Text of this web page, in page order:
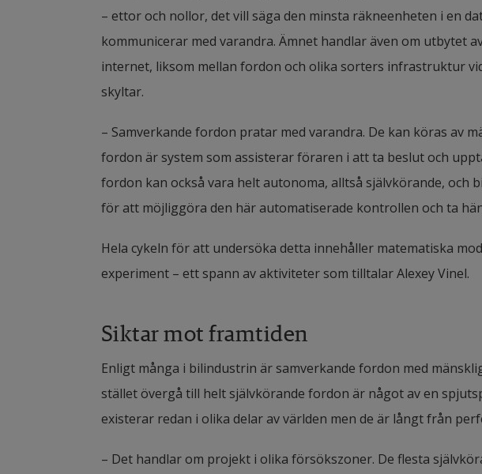
– ettor och nollor, det vill säga den minsta räkneenheten i en
kommunicerar med varandra. Ämnet handlar även om utbytet
internet, liksom mellan fordon och olika sorters infrastruktur
skyltar.
– Samverkande fordon pratar med varandra. De kan köras av
fordon är system som assisterar föraren i att ta beslut och
fordon kan också vara helt autonoma, alltså självkörande, och
för att möjliggöra den här automatiserade kontrollen och ta
Hela cykeln för att undersöka detta innehåller matematiska
experiment – ett spann av aktiviteter som tilltalar Alexey Vinel.
Siktar mot framtiden
Enligt många i bilindustrin är samverkande fordon med
stället övergå till helt självkörande fordon är något av en
existerar redan i olika delar av världen men de är långt från
– Det handlar om projekt i olika försökszoner. De flesta